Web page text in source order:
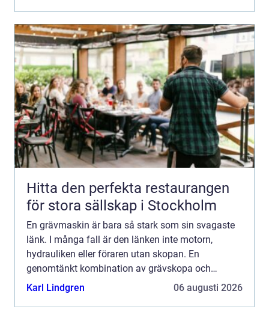
Hitta den perfekta restaurangen
för stora sällskap i Stockholm
En grävmaskin är bara så stark som sin svagaste
länk. I många fall är den länken inte motorn,
hydrauliken eller föraren utan skopan. En
genomtänkt kombination av grävskopa och
grävmaskin avgör hur effektivt maskinen arbetar,
Karl Lindgren 06 augusti 2026